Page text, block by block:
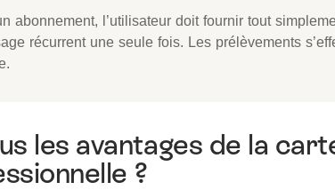
abonnement, l’utilisateur doit fournir tout
récurrent une seule fois. Les prélèvements
les avantages de la
?